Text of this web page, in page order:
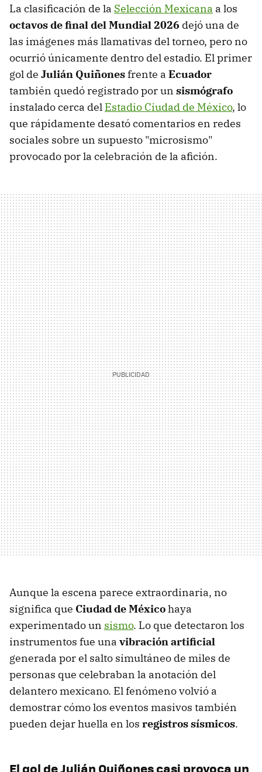
La clasificación de la Selección Mexicana a los
octavos de final del Mundial 2026 dejó una de
las imágenes más llamativas del torneo, pero no
ocurrió únicamente dentro del estadio. El primer
gol de Julián Quiñonesfrente a Ecuador
también quedó registrado por un sismógrafo
instalado cerca del Estadio Ciudad de México, lo
que rápidamente desató comentarios en redes
sociales sobre un supuesto "microsismo"
provocado por la celebración de la afición.
Aunque la escena parece extraordinaria, no
significa que Ciudad de Méxicohaya
experimentado un sismo. Lo que detectaron los
instrumentos fue una vibración artificial
generada por el salto simultáneo de miles de
personas que celebraban la anotación del
delantero mexicano. El fenómeno volvió a
demostrar cómo los eventos masivos también
pueden dejar huella en los registros sísmicos.